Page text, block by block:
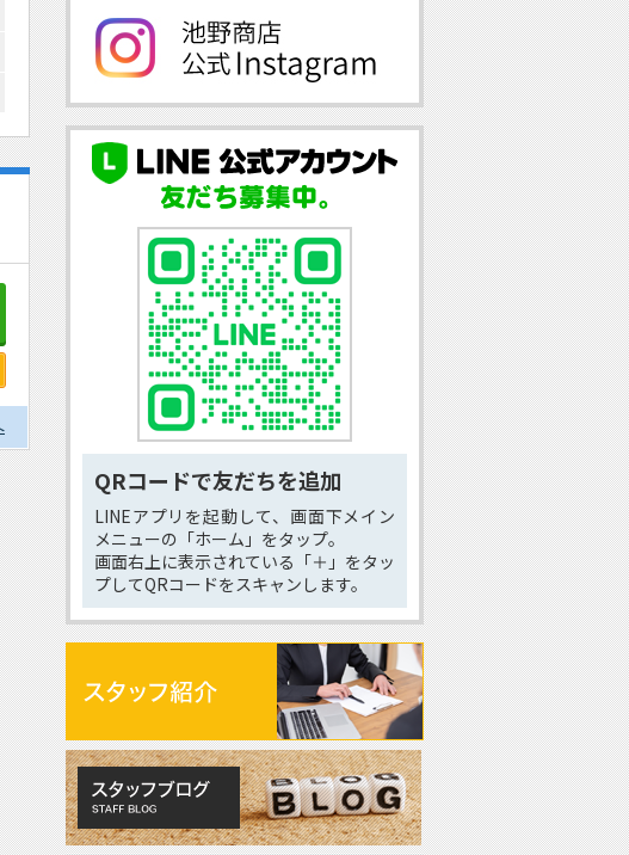
QRコードで友だちを追加
LINEアプリを起動して、画面下メイン
メニューの「ホーム」をタップ。
画面右上に表示されている「＋」をタッ
プしてQRコードをスキャンします。